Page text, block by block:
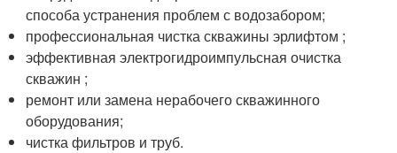
способа устранения проблем с водозабором;
профессиональная чистка скважины эрлифтом ;
эффективнаяэлектрогидроимпульсная очистка
скважин ;
ремонт или замена нерабочего скважинного
оборудования;
чистка фильтров и труб.